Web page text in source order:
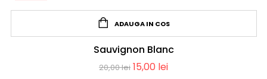
ADAUGA IN COS
Sauvignon Blanc
20,00lei 15,00 lei